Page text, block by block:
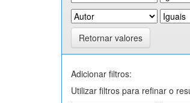
Retornar valores
Adicionar filtros:
Utilizar filtros para refinar o